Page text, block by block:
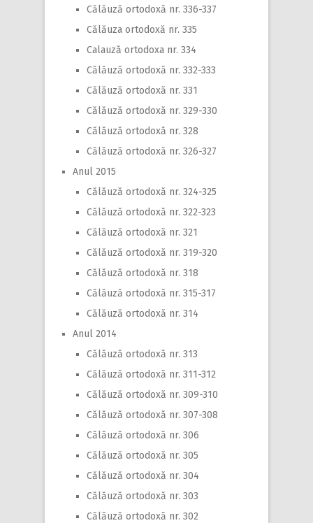
Călăuză ortodoxă nr. 336-337
Călăuza ortodoxă nr. 335
Calauză ortodoxa nr. 334
Călăuză ortodoxă nr. 332-333
Călăuză ortodoxă nr. 331
Călăuză ortodoxă nr. 329-330
Călăuză ortodoxă nr. 328
Călăuză ortodoxă nr. 326-327
Anul 2015
Călăuză ortodoxă nr. 324-325
Călăuză ortodoxă nr. 322-323
Călăuză ortodoxă nr. 321
Călăuză ortodoxă nr. 319-320
Călăuză ortodoxă nr. 318
Călăuză ortodoxă nr. 315-317
Călăuză ortodoxă nr. 314
Anul 2014
Călăuză ortodoxă nr. 313
Călăuză ortodoxă nr. 311-312
Călăuză ortodoxă nr. 309-310
Călăuză ortodoxă nr. 307-308
Călăuză ortodoxă nr. 306
Călăuză ortodoxă nr. 305
Călăuză ortodoxă nr. 304
Călăuză ortodoxă nr. 303
Călăuză ortodoxă nr. 302